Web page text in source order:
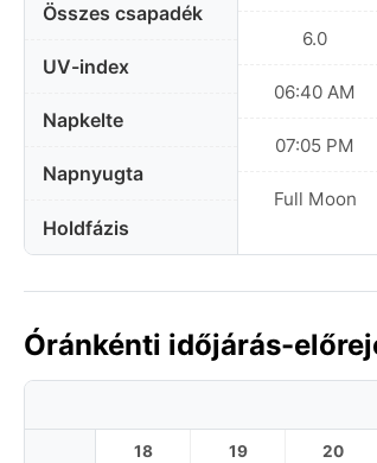
Összes csapadék
UV-index
Napkelte
Napnyugta
Holdfázis
6.0
06:40 AM
07:05 PM
Full Moon
Óránkénti időjárás-
18 19 20